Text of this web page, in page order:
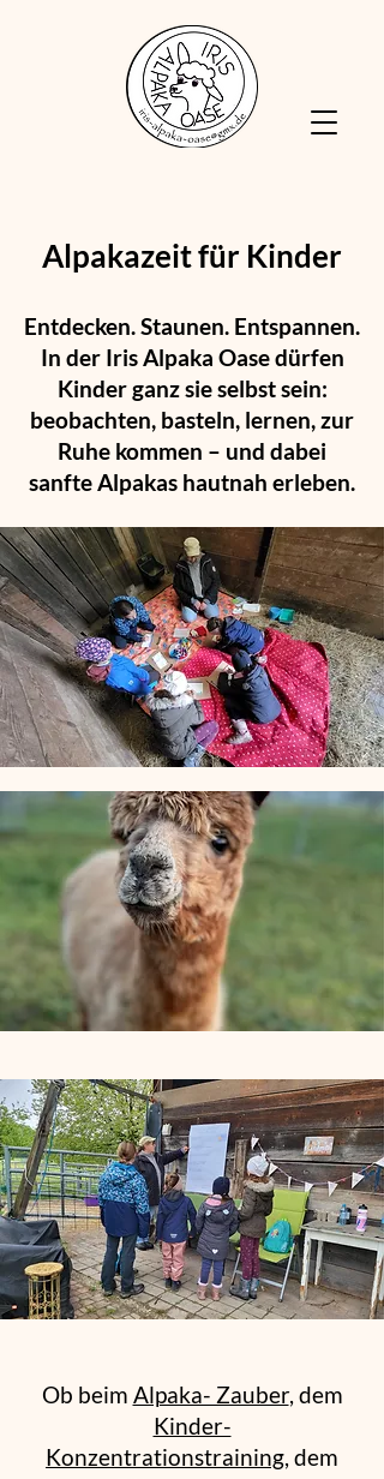
Alpakazeit für Kinder
Entdecken. Staunen. Entspannen.
In der Iris Alpaka Oase dürfen
Kinder ganz sie selbst sein:
beobachten, basteln, lernen, zur
Ruhe kommen – und dabei
sanfte Alpakas hautnah erleben.
Ob beim Alpaka- Zauber, dem
Kinder-
Konzentrationstraining, dem